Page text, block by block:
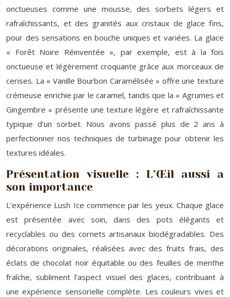
onctueuses comme une mousse, des sorbets légers et
rafraîchissants, et des granités aux cristaux de glace fins,
pour des sensations en bouche uniques et variées. La glace
« Forêt Noire Réinventée », par exemple, est à la fois
onctueuse et légèrement croquante grâce aux morceaux de
cerises. La « Vanille Bourbon Caramélisée » offre une texture
crémeuse enrichie par le caramel, tandis que la « Agrumes et
Gingembre » présente une texture légère et rafraîchissante
typique d’un sorbet. Nous avons passé plus de 2 ans à
perfectionner nos techniques de turbinage pour obtenir les
textures idéales.
Présentation visuelle : L’Œil aussi a
son importance
L’expérience Lush Ice commence par les yeux. Chaque glace
est présentée avec soin, dans des pots élégants et
recyclables ou des cornets artisanaux biodégradables. Des
décorations originales, réalisées avec des fruits frais, des
éclats de chocolat noir équitable ou des feuilles de menthe
fraîche, subliment l’aspect visuel des glaces, contribuant à
une expérience sensorielle complète. Les couleurs vives et